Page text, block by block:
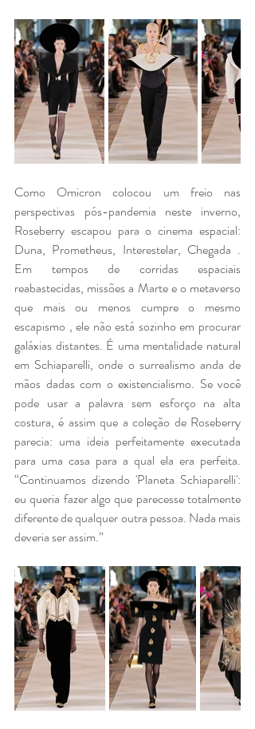
Como Omicron colocou um freio nas
perspectivas pós-pandemia neste inverno,
Roseberry escapou para o cinema espacial:
Duna, Prometheus, Interestelar, Chegada .
Em tempos de corridas espaciais
reabastecidas, missões a Marte e o metaverso
que mais ou menos cumpre o mesmo
escapismo , ele não está sozinho em procurar
galáxias distantes. É uma mentalidade natural
em Schiaparelli, onde o surrealismo anda de
mãos dadas com o existencialismo. Se você
pode usar a palavra sem esforço na alta
costura, é assim que a coleção de Roseberry
parecia: uma ideia perfeitamente executada
para uma casa para a qual ela era perfeita.
“Continuamos dizendo 'Planeta Schiaparelli':
eu queria fazer algo que parecesse totalmente
diferente de qualquer outra pessoa. Nada mais
deveria ser assim.”